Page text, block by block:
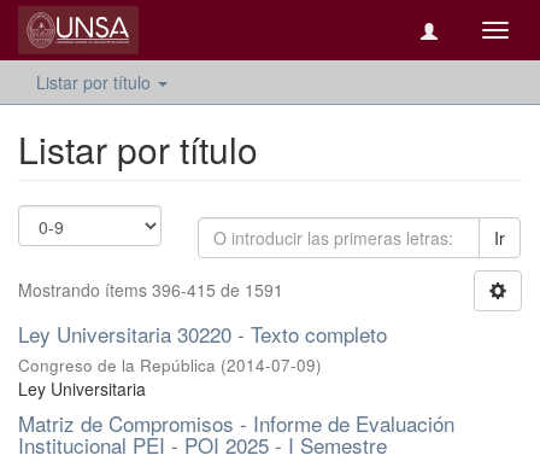
Listar por título
Listar por título
Ir
Mostrando ítems 396-415 de 1591
Ley Universitaria 30220 - Texto completo
Congreso de la República (2014-07-09)
Ley Universitaria
Matriz de Compromisos - Informe de Evaluación
Institucional PEI - POI 2025 - I Semestre